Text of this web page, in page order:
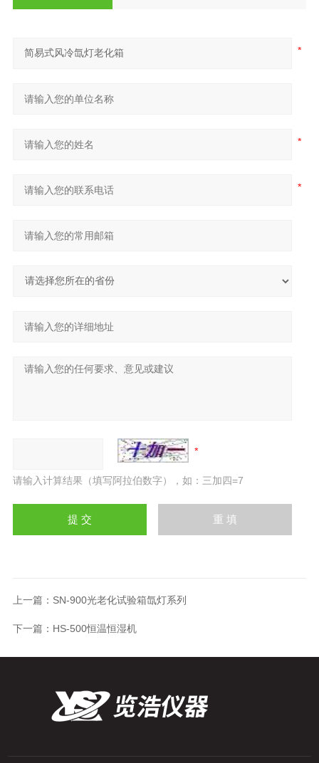
请输入计算结果（填写阿拉伯数字），如：三加四=7
上一篇： SN-900光老化试验箱氙灯系列
下一篇： HS-500恒温恒湿机